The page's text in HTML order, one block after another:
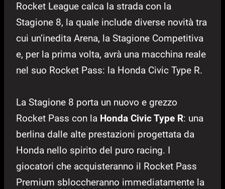
Rocket League calca la strada con la
Stagione 8, la quale include diverse novità tra
cui un’inedita Arena, la Stagione Competitiva
e, per la prima volta, avrà una macchina reale
nel suo Rocket Pass: la Honda Civic Type R.
La Stagione 8 porta un nuovo e grezzo
Rocket Pass con la Honda Civic Type R: una
berlina dalle alte prestazioni progettata da
Honda nello spirito del puro racing. I
giocatori che acquisteranno il Rocket Pass
Premium sbloccheranno immediatamente la